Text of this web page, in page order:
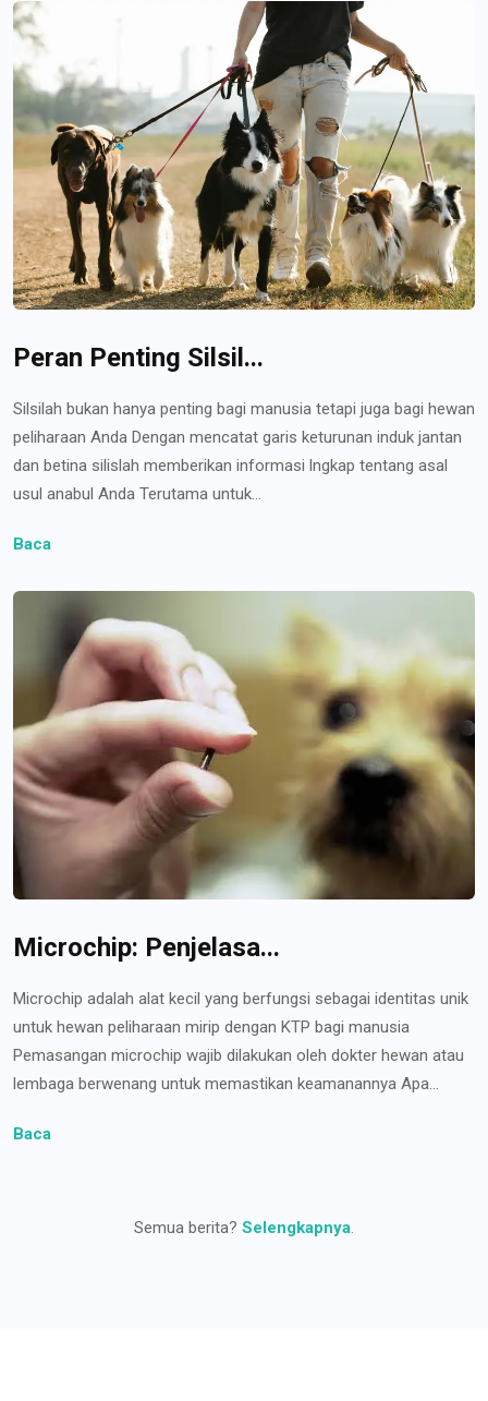
Peran Penting Silsil...
Silsilah bukan hanya penting bagi manusia tetapi juga bagi hewan
peliharaan Anda Dengan mencatat garis keturunan induk jantan
dan betina silislah memberikan informasi lngkap tentang asal
usul anabul Anda Terutama untuk...
Baca
Microchip: Penjelasa...
Microchip adalah alat kecil yang berfungsi sebagai identitas unik
untuk hewan peliharaan mirip dengan KTP bagi manusia
Pemasangan microchip wajib dilakukan oleh dokter hewan atau
lembaga berwenang untuk memastikan keamanannya Apa...
Baca
Semua berita? Selengkapnya.